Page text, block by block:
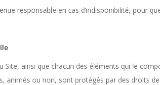
responsable en cas d’indisponibilité, pour
Site, ainsi que chacun des éléments qui le
animés ou non, sont protégés par des droits